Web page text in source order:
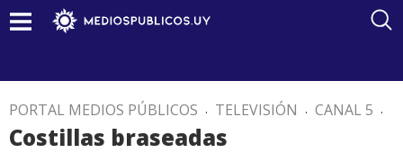
PORTAL MEDIOS PÚBLICOS . TELEVISIÓN . CANAL 5 .
Costillas braseadas